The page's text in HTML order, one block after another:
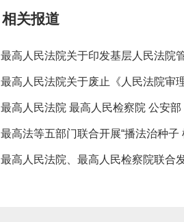
相关报道
最高人民法院关于印发基层人民法院
最高人民法院关于废止《人民法院审
最高人民法院 最高人民检察院 公安
最高法等五部门联合开展“播法治种子
最高人民法院、最高人民检察院联合